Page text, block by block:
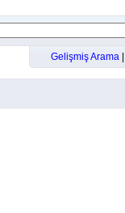
Gelişmiş Arama